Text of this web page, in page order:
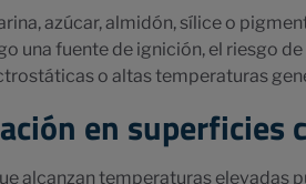
azúcar, almidón, sílice o
una fuente de ignición, el riesgo
o altas temperaturas
en superficies
alcanzan temperaturas elevadas